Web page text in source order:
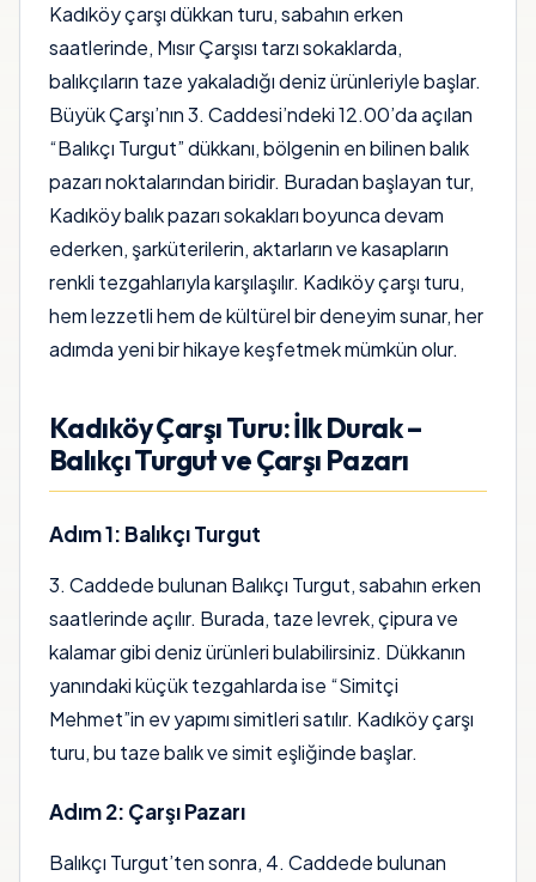
Kadıköy çarşı dükkan turu, sabahın erken
saatlerinde, Mısır Çarşısı tarzı sokaklarda,
balıkçıların taze yakaladığı deniz ürünleriyle başlar.
Büyük Çarşı’nın 3. Caddesi’ndeki 12.00’da açılan
“Balıkçı Turgut” dükkanı, bölgenin en bilinen balık
pazarı noktalarından biridir. Buradan başlayan tur,
Kadıköy balık pazarı sokakları boyunca devam
ederken, şarküterilerin, aktarların ve kasapların
renkli tezgahlarıyla karşılaşılır. Kadıköy çarşı turu,
hem lezzetli hem de kültürel bir deneyim sunar, her
adımda yeni bir hikaye keşfetmek mümkün olur.
Kadıköy Çarşı Turu: İlk Durak –
Balıkçı Turgut ve Çarşı Pazarı
Adım 1: Balıkçı Turgut
3. Caddede bulunan Balıkçı Turgut, sabahın erken
saatlerinde açılır. Burada, taze levrek, çipura ve
kalamar gibi deniz ürünleri bulabilirsiniz. Dükkanın
yanındaki küçük tezgahlarda ise “Simitçi
Mehmet”in ev yapımı simitleri satılır. Kadıköy çarşı
turu, bu taze balık ve simit eşliğinde başlar.
Adım 2: Çarşı Pazarı
Balıkçı Turgut’ten sonra, 4. Caddede bulunan